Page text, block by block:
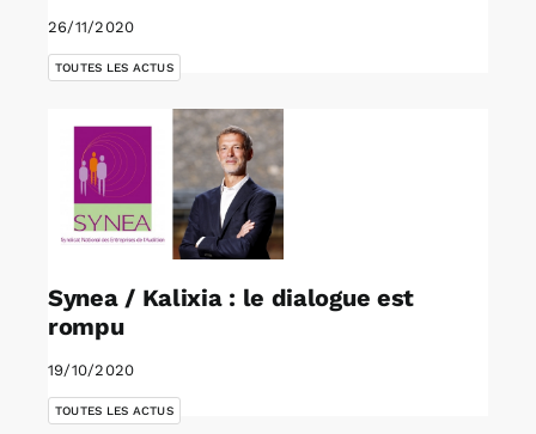
26/11/2020
TOUTES LES ACTUS
Synea / Kalixia : le dialogue est
rompu
19/10/2020
TOUTES LES ACTUS